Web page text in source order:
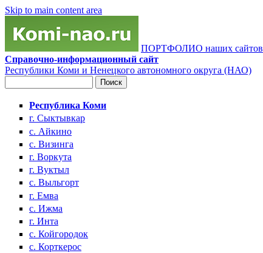
Skip to main content area
ПОРТФОЛИО наших сайтов
Справочно-информационный сайт
Республики Коми и Ненецкого автономного округа (НАО)
Республика Коми
г. Сыктывкар
с. Айкино
с. Визинга
г. Воркута
г. Вуктыл
с. Выльгорт
г. Емва
с. Ижма
г. Инта
с. Койгородок
с. Корткерос